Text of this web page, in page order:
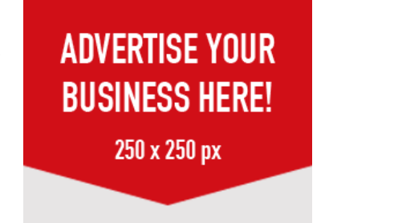
মেহেরপুরে ছাত্র-জনতার ওপর নির্যাতন
ও শতকোটি টাকার দুর্নীতির অভিযোগে
অভিযুক্ত পুলিশ কর্মকর্তা সাভার থানার
ওসি পদে
ডোমারে গণঅভ্যুত্থানের ২য় বার্ষিকীতে
জুলাই সনদ বাস্তবায়ন ও গণহত্যার
বিচারের দাবিতে বীরগঞ্জে জামায়াতে
ইসলামীর গণমিছিল ও সমাবেশ